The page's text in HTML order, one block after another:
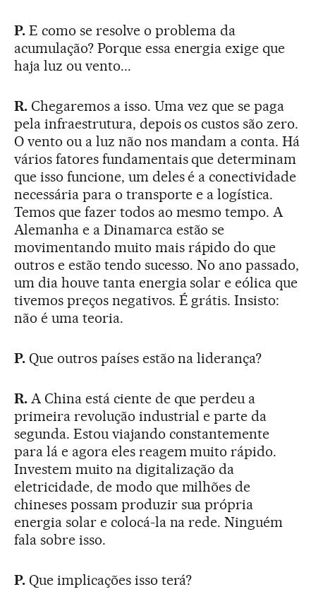
P.E como se resolve o problema da
acumulação? Porque essa energia exige que
haja luz ou vento...
R.Chegaremos a isso. Uma vez que se paga
pela infraestrutura, depois os custos são zero.
O vento ou a luz não nos mandam a conta. Há
vários fatores fundamentais que determinam
que isso funcione, um deles é a conectividade
necessária para o transporte e a logística.
Temos que fazer todos ao mesmo tempo. A
Alemanha e a Dinamarca estão se
movimentando muito mais rápido do que
outros e estão tendo sucesso. No ano passado,
um dia houve tanta energia solar e eólica que
tivemos preços negativos. É grátis. Insisto:
não é uma teoria.
P.Que outros países estão na liderança?
R.A China está ciente de que perdeu a
primeira revolução industrial e parte da
segunda. Estou viajando constantemente
para lá e agora eles reagem muito rápido.
Investem muito na digitalização da
eletricidade, de modo que milhões de
chineses possam produzir sua própria
energia solar e colocá-la na rede. Ninguém
fala sobre isso.
P.Que implicações isso terá?